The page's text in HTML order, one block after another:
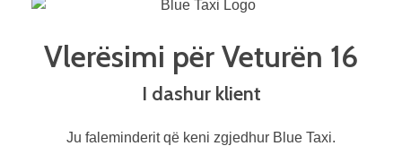
Vlerësimi për Veturën 16
I dashur klient
Ju faleminderit që keni zgjedhur Blue Taxi.